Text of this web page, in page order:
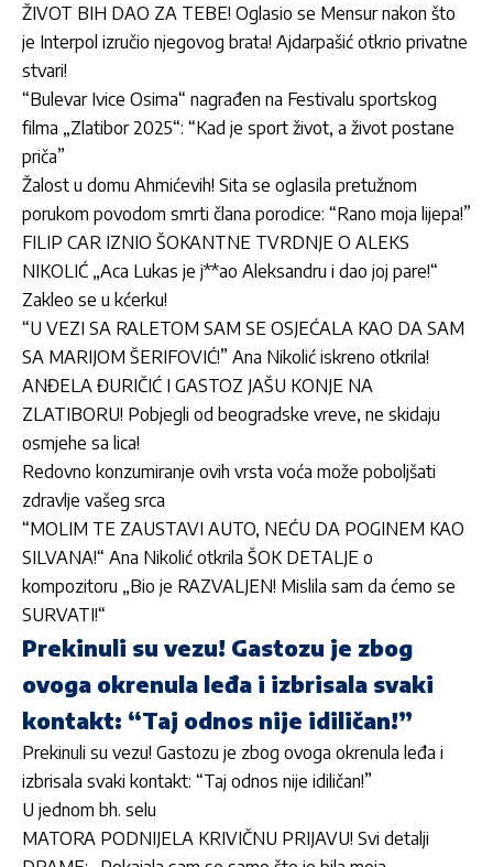
ŽIVOT BIH DAO ZA TEBE! Oglasio se Mensur nakon što
je Interpol izručio njegovog brata! Ajdarpašić otkrio privatne
stvari!
“Bulevar Ivice Osima“ nagrađen na Festivalu sportskog
filma „Zlatibor 2025“: “Kad je sport život, a život postane
priča”
Žalost u domu Ahmićevih! Sita se oglasila pretužnom
porukom povodom smrti člana porodice: “Rano moja lijepa!”
FILIP CAR IZNIO ŠOKANTNE TVRDNJE O ALEKS
NIKOLIĆ „Aca Lukas je j**ao Aleksandru i dao joj pare!“
Zakleo se u kćerku!
“U VEZI SA RALETOM SAM SE OSJEĆALA KAO DA SAM
SA MARIJOM ŠERIFOVIĆ!” Ana Nikolić iskreno otkrila!
ANĐELA ĐURIČIĆ I GASTOZ JAŠU KONJE NA
ZLATIBORU! Pobjegli od beogradske vreve, ne skidaju
osmjehe sa lica!
Redovno konzumiranje ovih vrsta voća može poboljšati
zdravlje vašeg srca
“MOLIM TE ZAUSTAVI AUTO, NEĆU DA POGINEM KAO
SILVANA!“ Ana Nikolić otkrila ŠOK DETALJE o
kompozitoru „Bio je RAZVALJEN! Mislila sam da ćemo se
SURVATI!“
Prekinuli su vezu! Gastozu je zbog
ovoga okrenula leđa i izbrisala svaki
kontakt: “Taj odnos nije idiličan!”
Prekinuli su vezu! Gastozu je zbog ovoga okrenula leđa i
izbrisala svaki kontakt: “Taj odnos nije idiličan!”
U jednom bh. selu
MATORA PODNIJELA KRIVIČNU PRIJAVU! Svi detalji